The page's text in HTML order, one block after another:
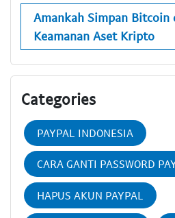
Amankah Simpan Bitcoin
Keamanan Aset Kripto
Categories
PAYPAL INDONESIA
CARA GANTI PASSWORD
HAPUS AKUN PAYPAL